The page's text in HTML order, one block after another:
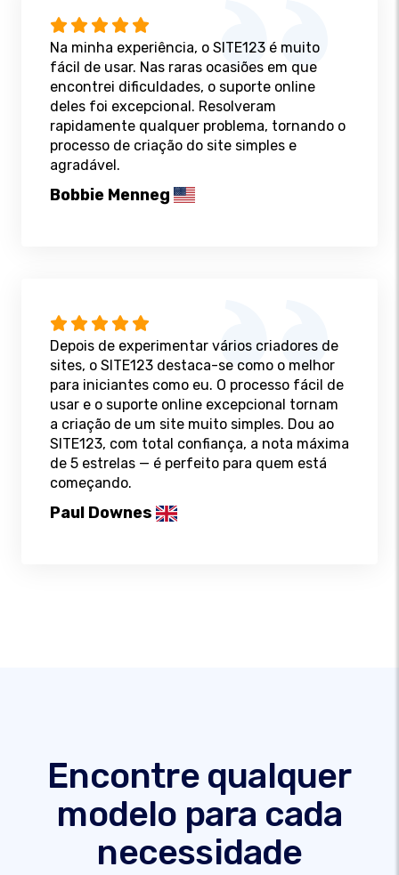
Na minha experiência, o SITE123 é muito
fácil de usar. Nas raras ocasiões em que
encontrei dificuldades, o suporte online
deles foi excepcional. Resolveram
rapidamente qualquer problema, tornando o
processo de criação do site simples e
agradável.
Bobbie Menneg
Depois de experimentar vários criadores de
sites, o SITE123 destaca-se como o melhor
para iniciantes como eu. O processo fácil de
usar e o suporte online excepcional tornam
a criação de um site muito simples. Dou ao
SITE123, com total confiança, a nota máxima
de 5 estrelas — é perfeito para quem está
começando.
Paul Downes
Encontre qualquer
modelo para cada
necessidade